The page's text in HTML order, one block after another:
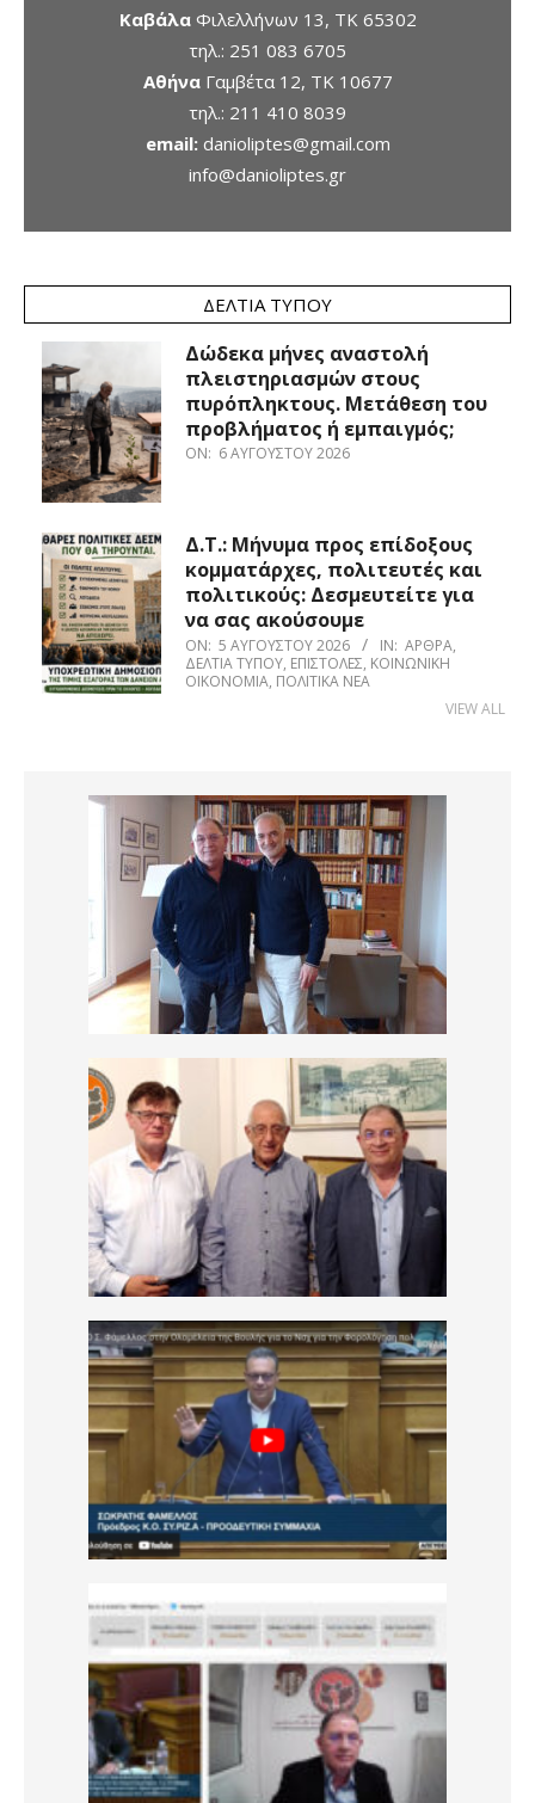
ΚαβάλαΦιλελλήνων 13, ΤΚ 65302
τηλ.: 251 083 6705
ΑθήναΓαμβέτα 12, ΤΚ 10677
τηλ.: 211 410 8039
email: danioliptes@gmail.com
info@danioliptes.gr
ΔΕΛΤΊΑ ΤΎΠΟΥ
Δώδεκα μήνες αναστολή
πλειστηριασμών στους
πυρόπληκτους. Μετάθεση του
προβλήματος ή εμπαιγμός;
ON: 6 ΑΥΓΟΎΣΤΟΥ 2026
Δ.Τ.: Μήνυμα προς επίδοξους
κομματάρχες, πολιτευτές και
πολιτικούς: Δεσμευτείτε για
να σας ακούσουμε
ON: 5 ΑΥΓΟΎΣΤΟΥ 2026 IN: ΆΡΘΡΑ,
ΔΕΛΤΊΑ ΤΎΠΟΥ, ΕΠΙΣΤΟΛΈΣ, ΚΟΙΝΩΝΙΚΉ
ΟΙΚΟΝΟΜΊΑ, ΠΟΛΙΤΙΚΆ ΝΈΑ
VIEW ALL